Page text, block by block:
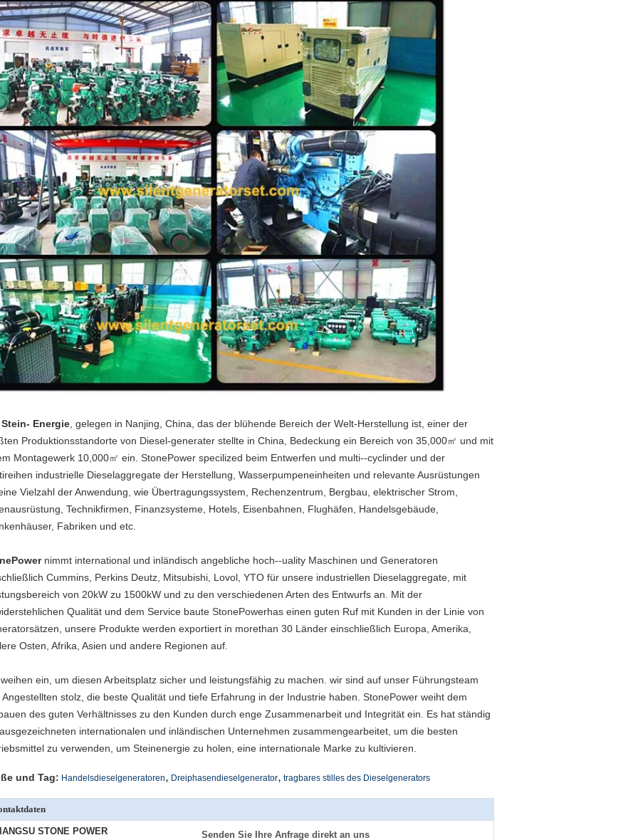
Stein- Energie , gelegen in Nanjing, China, das der blühende Bereich der Welt-Herstellung ist, einer der
Produktionsstandorte von Diesel-generater stellte in China, Bedeckung ein Bereich von 35,000㎡ und mit
Montagewerk 10,000㎡ ein. StonePower specilized beim Entwerfen und multi--cyclinder und der
industrielle Dieselaggregate der Herstellung, Wasserpumpeneinheiten und relevante Ausrüstungen
Vielzahl der Anwendung, wie Übertragungssystem, Rechenzentrum, Bergbau, elektrischer Strom,
Technikfirmen, Finanzsysteme, Hotels, Eisenbahnen, Flughäfen, Handelsgebäude,
Fabriken und etc.
nimmt international und inländisch angebliche hoch--uality Maschinen und Generatoren
Cummins, Perkins Deutz, Mitsubishi, Lovol, YTO für unsere industriellen Dieselaggregate, mit
von 20kW zu 1500kW und zu den verschiedenen Arten des Entwurfs an. Mit der
Qualität und dem Service baute StonePowerhas einen guten Ruf mit Kunden in der Linie von
unsere Produkte werden exportiert in morethan 30 Länder einschließlich Europa, Amerika,
Osten, Afrika, Asien und andere Regionen auf.
ein, um diesen Arbeitsplatz sicher und leistungsfähig zu machen. wir sind auf unser Führungsteam
Angestellten stolz, die beste Qualität und tiefe Erfahrung in der Industrie haben. StonePower weiht dem
des guten Verhältnisses zu den Kunden durch enge Zusammenarbeit und Integrität ein. Es hat ständig
internationalen und inländischen Unternehmen zusammengearbeitet, um die besten
zu verwenden, um Steinenergie zu holen, eine internationale Marke zu kultivieren.
und Tag: Handelsdieselgeneratoren, Dreiphasendieselgenerator, tragbares stilles des Dieselgenerators
STONE POWER Senden Sie Ihre Anfrage direkt an uns